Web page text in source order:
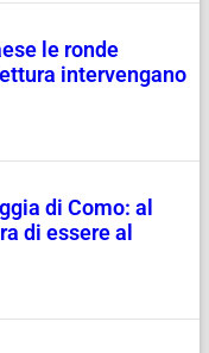
le ronde
intervengano
di Como: al
di essere al